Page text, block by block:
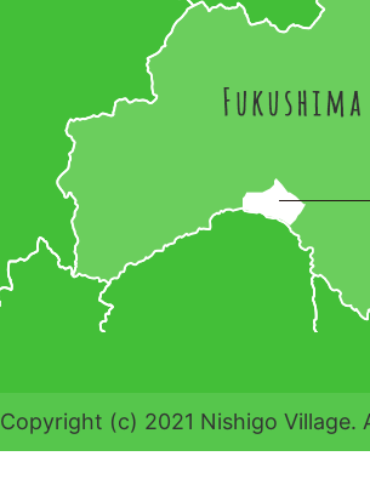
Copyright (c) 2021 Nishigo Village.